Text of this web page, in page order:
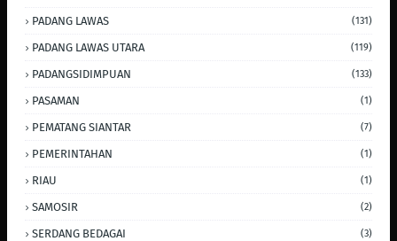
PADANG LAWAS (131)
PADANG LAWAS UTARA (119)
PADANGSIDIMPUAN (133)
PASAMAN (1)
PEMATANG SIANTAR (7)
PEMERINTAHAN (1)
RIAU (1)
SAMOSIR (2)
SERDANG BEDAGAI (3)